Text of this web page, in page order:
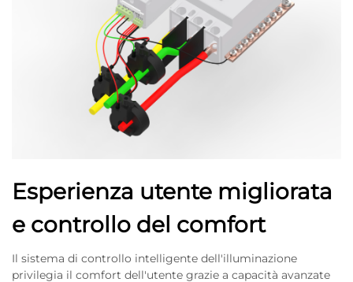
Esperienza utente migliorata
e controllo del comfort
Il sistema di controllo intelligente dell'illuminazione
privilegia il comfort dell'utente grazie a capacità avanzate